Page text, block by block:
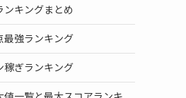
ンキングまとめ
最強ランキング
稼ぎランキング